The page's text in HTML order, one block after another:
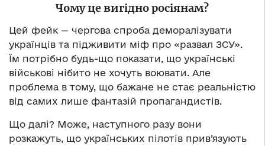
Чому це вигідно росіянам?
Цей фейк — чергова спроба деморалізувати
українців та підживити міф про «развал ЗСУ».
Їм потрібно будь-що показати, що українські
військові нібито не хочуть воювати. Але
проблема в тому, що бажане не стає реальністю
від самих лише фантазій пропагандистів.
Що далі? Може, наступного разу вони
розкажуть, що українських пілотів прив’язують